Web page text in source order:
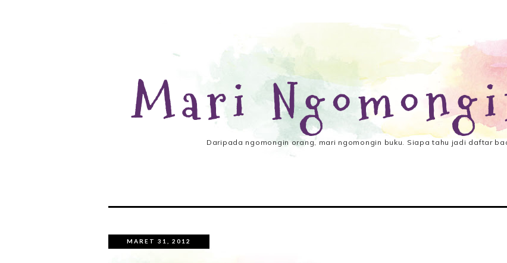
Mari
Daripada ngomongin orang, mari ngomongin buku. Siapa tahu jadi daftar
MARET 31, 2012